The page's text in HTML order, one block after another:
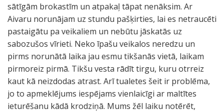
sātīgām brokastīm un atpakaļ tāpat nenāksim. Ar
Aivaru norunājam uz stundu pašķirties, lai es netraucēti
pastaigātu pa veikaliem un nebūtu jāskatās uz
sabozušos vīrieti. Neko īpašu veikalos neredzu un
pirms norunātā laika jau esmu tikšanās vietā, laikam
pirmoreiz pirmā. Tikšu vesta rādīt tirgu, kuru otrreiz
kaut kā neizdodas atrast. Arī tualetes šeit ir problēma,
jo to apmeklējums iespējams vienlaicīgi ar maltītes
ieturēšanu kādā krodziņā. Mums žēl laiku notērēt,